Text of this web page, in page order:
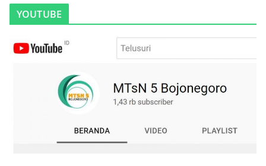
YOUTUBE